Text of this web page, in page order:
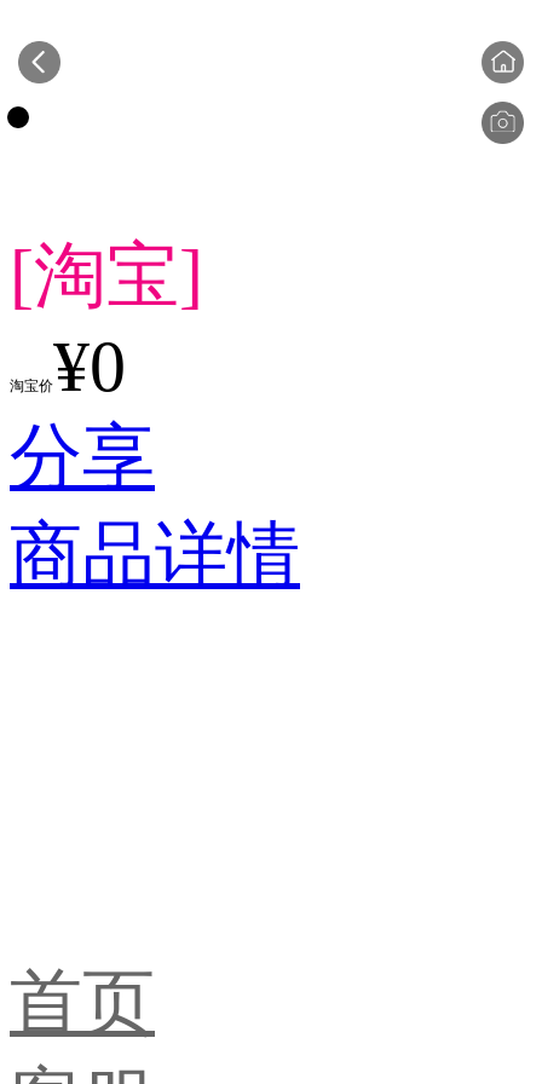
[淘宝]
淘宝价¥0
分享
商品详情
首页